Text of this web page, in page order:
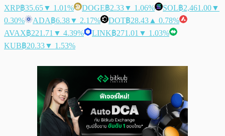
XRP฿35.65▼ 1.01% DOGE฿2.33▼ 1.06% SOL฿2,461.00▼
0.30%
ADA฿6.38▼ 2.17% DOT฿28.43 ▲ 0.78%
AVAX฿221.71 ▼ 4.39% LINK฿271.01 ▼ 1.03%
KUB฿20.33▼ 1.53%